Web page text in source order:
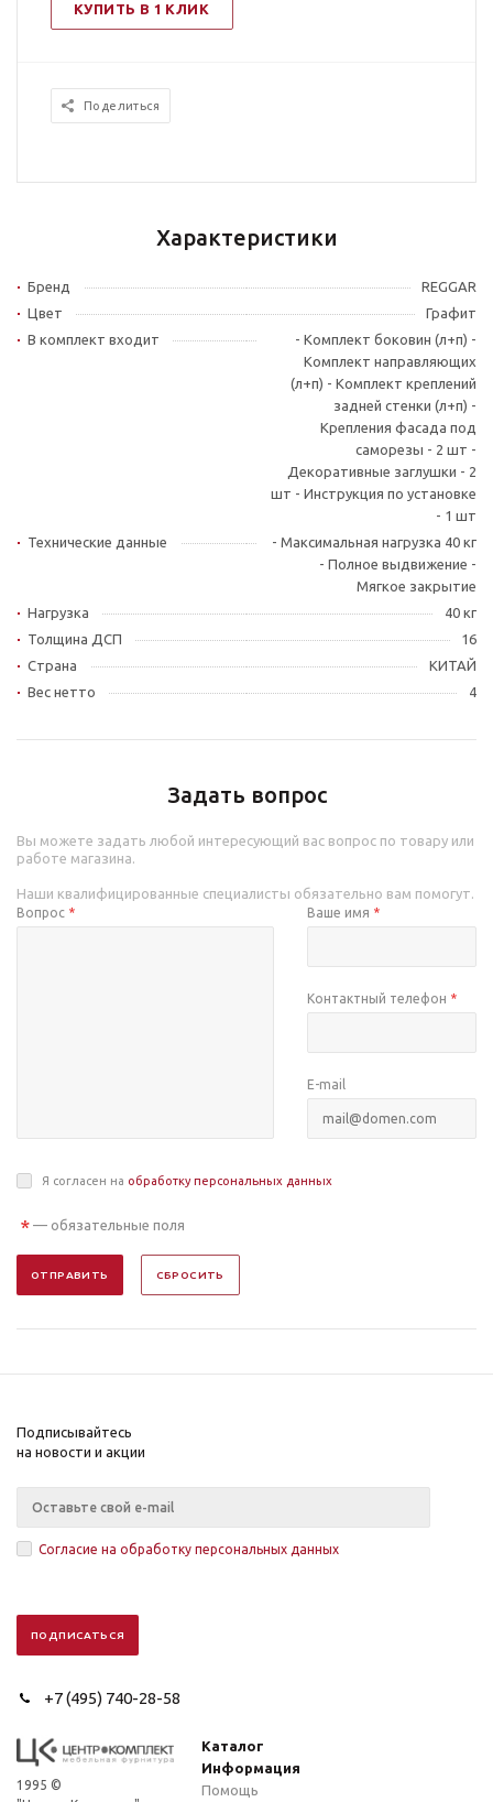
КУПИТЬ В 1 КЛИК
Поделиться
Характеристики
Бренд
REGGAR
Цвет
Графит
В комплект входит
- Комплект боковин (л+п) -
Комплект направляющих
(л+п) - Комплект креплений
задней стенки (л+п) -
Крепления фасада под
саморезы - 2 шт -
Декоративные заглушки - 2
шт - Инструкция по установке
- 1 шт
Технические данные
- Максимальная нагрузка 40 кг
- Полное выдвижение -
Мягкое закрытие
Нагрузка
40 кг
Толщина ДСП
16
Страна
КИТАЙ
Вес нетто
4
Задать вопрос
Вы можете задать любой интересующий вас вопрос по товару или
работе магазина.
Наши квалифицированные специалисты обязательно вам помогут.
Вопрос * Ваше имя *
Контактный телефон *
E-mail
Я согласен на обработку персональных данных
* — обязательные поля
ОТПРАВИТЬ СБРОСИТЬ
Подписывайтесь
на новости и акции
Согласие на обработку персональных данных
+7 (495) 740-28-58
1995 ©
Каталог
Информация
Помощь